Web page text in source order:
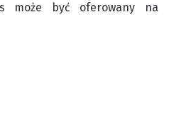
może być oferowany na